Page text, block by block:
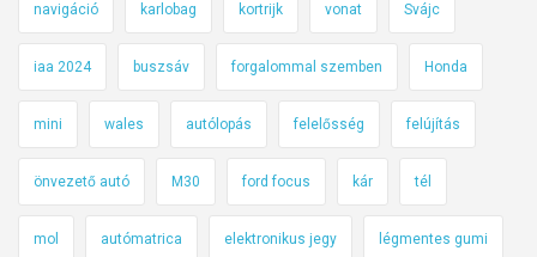
navigáció karlobag kortrijk vonat Svájc
iaa 2024 buszsáv forgalommal szemben Honda
mini wales autólopás felelősség felújítás
önvezető autó M30 ford focus kár tél
mol autómatrica elektronikus jegy légmentes gumi